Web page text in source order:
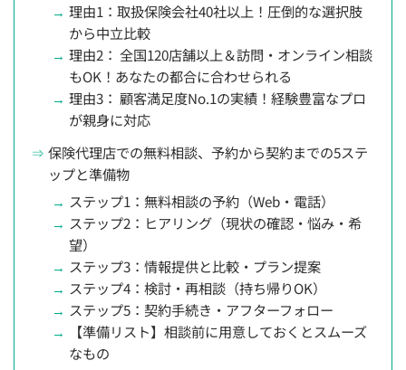
理由1：取扱保険会社40社以上！圧倒的な選択肢
から中立比較
理由2： 全国120店舗以上＆訪問・オンライン相談
もOK！あなたの都合に合わせられる
理由3： 顧客満足度No.1の実績！経験豊富なプロ
が親身に対応
保険代理店での無料相談、予約から契約までの5ステ
ップと準備物
ステップ1：無料相談の予約（Web・電話）
ステップ2：ヒアリング（現状の確認・悩み・希
望）
ステップ3：情報提供と比較・プラン提案
ステップ4：検討・再相談（持ち帰りOK）
ステップ5：契約手続き・アフターフォロー
【準備リスト】相談前に用意しておくとスムーズ
なもの